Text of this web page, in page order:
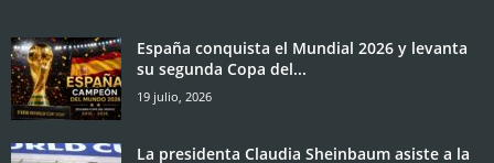
España conquista el Mundial 2026 y levanta
su segunda Copa del...
19 julio, 2026
La presidenta Claudia Sheinbaum asiste a la